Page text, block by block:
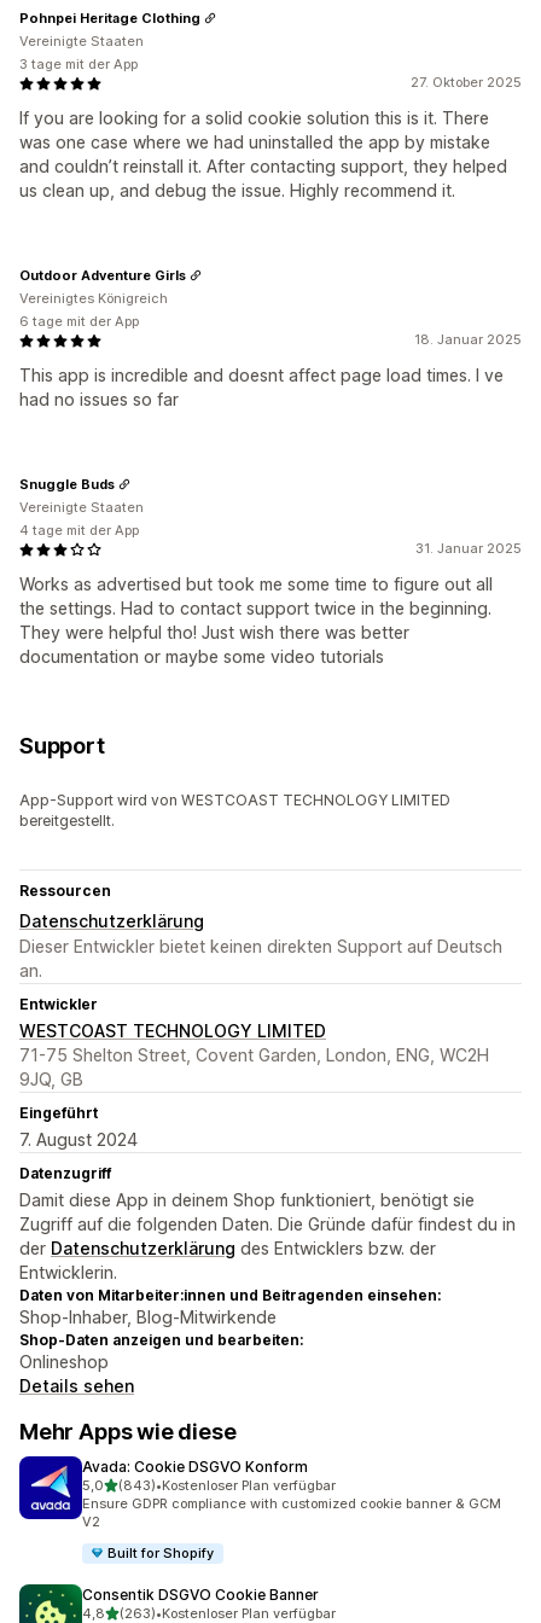
27. Oktober 2025
If you are looking for a solid cookie solution this is it. There
was one case where we had uninstalled the app by mistake
and couldn’t reinstall it. After contacting support, they helped
us clean up, and debug the issue. Highly recommend it.
Pohnpei Heritage Clothing
Vereinigte Staaten
3 tage mit der App
18. Januar 2025
This app is incredible and doesnt affect page load times. I ve
had no issues so far
Outdoor Adventure Girls
Vereinigtes Königreich
6 tage mit der App
31. Januar 2025
Works as advertised but took me some time to figure out all
the settings. Had to contact support twice in the beginning.
They were helpful tho! Just wish there was better
documentation or maybe some video tutorials
Snuggle Buds
Vereinigte Staaten
4 tage mit der App
Support
App-Support wird von WESTCOAST TECHNOLOGY LIMITED
bereitgestellt.
Ressourcen
Datenschutzerklärung
Dieser Entwickler bietet keinen direkten Support auf Deutsch
an.
Entwickler
WESTCOAST TECHNOLOGY LIMITED
71-75 Shelton Street, Covent Garden, London, ENG, WC2H
9JQ, GB
Eingeführt
7. August 2024
Datenzugriff
Damit diese App in deinem Shop funktioniert, benötigt sie
Zugriff auf die folgenden Daten. Die Gründe dafür findest du in
der Datenschutzerklärung des Entwicklers bzw. der
Entwicklerin.
Daten von Mitarbeiter:innen und Beitragenden einsehen:
Shop-Inhaber, Blog-Mitwirkende
Shop-Daten anzeigen und bearbeiten:
Onlineshop
Details sehen
Mehr Apps wie diese
Avada: Cookie DSGVO Konform
5,0von 5 Sternen
(843)
843 Rezensionen insgesamt
•Kostenloser Plan verfügbar
Ensure GDPR compliance with customized cookie banner & GCM
V2
Built for Shopify
Consentik DSGVO Cookie Banner
4,8von 5 Sternen
(263)•Kostenloser Plan verfügbar